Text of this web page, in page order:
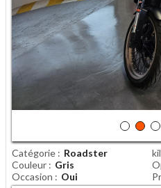
Catégorie Roadster
Couleur
Gris
Occasion
Oui